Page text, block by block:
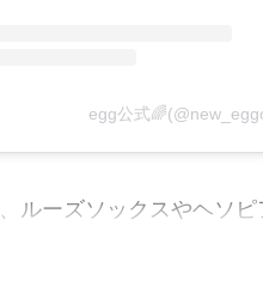
egg公式
ルーズソックスやヘソ